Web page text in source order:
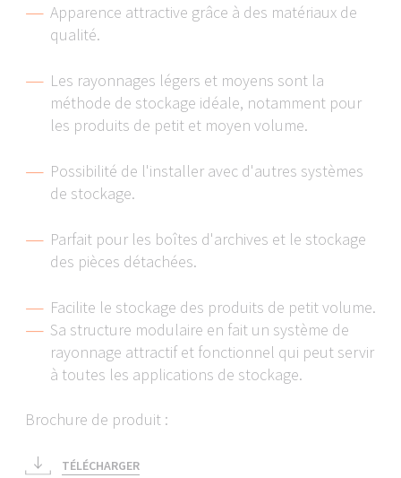
Apparence attractive grâce à des matériaux de
qualité.
Les rayonnages légers et moyens sont la
méthode de stockage idéale, notamment pour
les produits de petit et moyen volume.
Possibilité de l'installer avec d'autres systèmes
de stockage.
Parfait pour les boîtes d'archives et le stockage
des pièces détachées.
Facilite le stockage des produits de petit volume.
Sa structure modulaire en fait un système de
rayonnage attractif et fonctionnel qui peut servir
à toutes les applications de stockage.
Brochure de produit :
TÉLÉCHARGER